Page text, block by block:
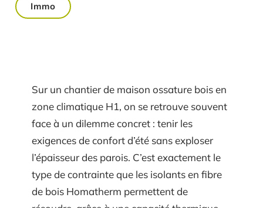
Immo
Sur un chantier de maison ossature bois en
zone climatique H1, on se retrouve souvent
face à un dilemme concret : tenir les
exigences de confort d’été sans exploser
l’épaisseur des parois. C’est exactement le
type de contrainte que les isolants en fibre
de bois Homatherm permettent de